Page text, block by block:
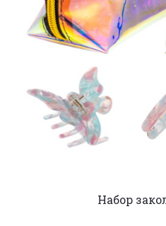
Набор